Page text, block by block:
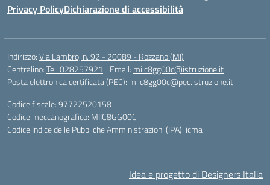
Privacy PolicyDichiarazione di accessibilità
Indirizzo:Via Lambro, n. 92 - 20089 - Rozzano (MI)
Centralino:Tel. 028257921 Email: miic8gg00c@istruzione.it
Posta elettronica certificata (PEC): miic8gg00c@pec.istruzione.it
Codice fiscale: 97722520158
Codice meccanografico: MIIC8GG00C
Codice Indice delle Pubbliche Amministrazioni (IPA): icma
Idea e progetto di Designers Italia